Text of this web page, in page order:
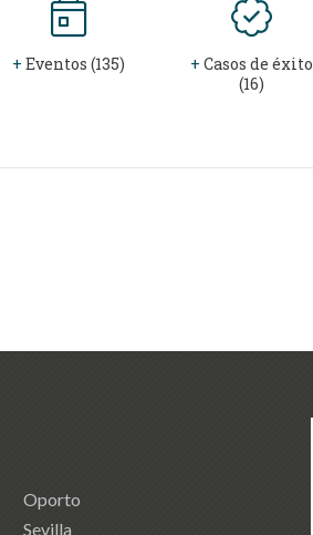
+ Eventos (135) + Casos de éxito
(16)
Oporto
Sevilla